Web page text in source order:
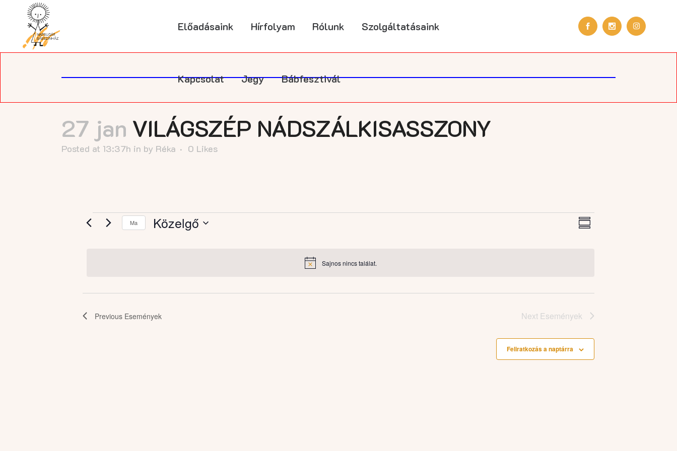
Előadásaink Hírfolyam Rólunk Szolgáltatásaink
Kapcsolat Jegy Bábfesztivál
27 jan VILÁGSZÉP NÁDSZÁLKISASSZONY
Posted at 13:37h in by Réka 0 Likes
Események
Notice
Sajnos nincs találat.
Esemény
nézet
Summary
Ma Közelgő
Previous Események Next Események
Feliratkozás a naptárra